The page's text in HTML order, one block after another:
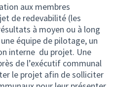
aux membres
de redevabilité (les
à moyen ou à long
équipe de pilotage, un
interne du projet. Une
de l’exécutif communal
le projet afin de solliciter